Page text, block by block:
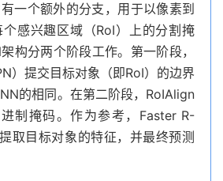
一个额外的分支，用于以像素到
感兴趣区域（RoI）上的分割掩
构分两个阶段工作。第一阶段，
）提交目标对象（即RoI）的边界
的相同。在第二阶段，RoIAlign
制掩码。作为参考，Faster R-
取目标对象的特征，并最终预测